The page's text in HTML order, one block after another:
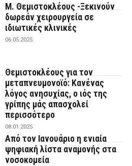
Μ. Θεμιστοκλέους -Ξεκινούν
δωρεάν χειρουργεία σε
ιδιωτικές κλινικές
06.05.2025
Θεμιστοκλέους για τον
μεταπνευμονοϊό: Κανένας
λόγος ανησυχίας, ο ιός της
γρίπης μάς απασχολεί
περισσότερο
08.01.2025
Από τον Ιανουάριο η ενιαία
ψηφιακή λίστα αναμονής στα
νοσοκομεία